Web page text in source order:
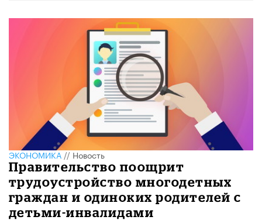
ЭКОНОМИКА//Новость
Правительство поощрит
трудоустройство многодетных
граждан и одиноких родителей с
детьми-инвалидами